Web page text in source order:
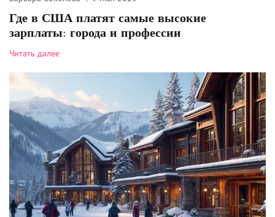
Где в США платят самые высокие
зарплаты: города и профессии
Читать далее